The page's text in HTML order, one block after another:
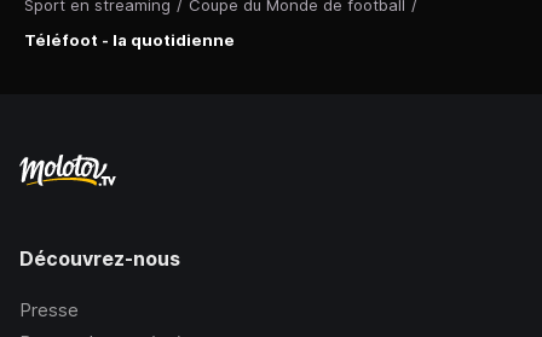
Sport en streaming / Coupe du Monde de football /
Téléfoot - la quotidienne
Découvrez-nous
Presse